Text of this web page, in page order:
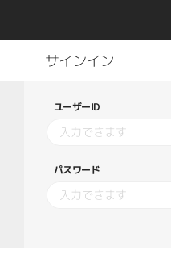
ユーザーID
パスワード